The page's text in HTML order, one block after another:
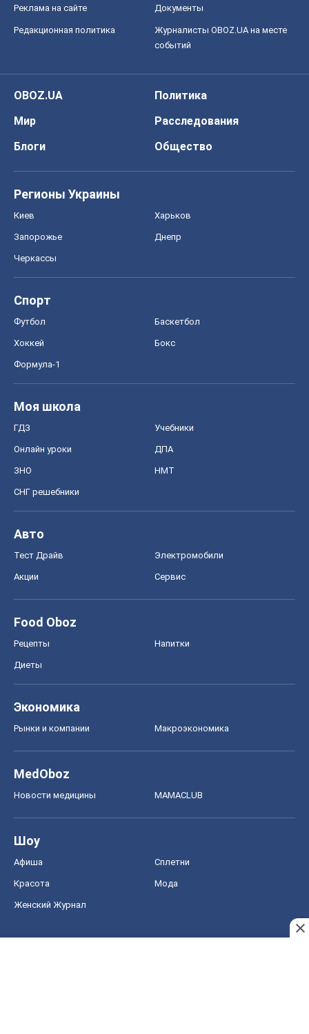
Реклама на сайте Документы
Редакционная политика
Журналисты OBOZ.UA на месте
событий
OBOZ.UA
Политика
Мир
Расследования
Блоги
Общество
Регионы Украины
Киев Харьков
Запорожье Днепр
Черкассы
Спорт
Футбол Баскетбол
Хоккей Бокс
Формула-1
Моя школа
ГДЗ Учебники
Онлайн уроки ДПА
ЗНО НМТ
СНГ решебники
Авто
Тест Драйв Электромобили
Акции Сервис
Food Oboz
Рецепты Напитки
Диеты
Экономика
Рынки и компании Mакроэкономика
MedOboz
Новости медицины MAMACLUB
Шоу
Афиша Сплетни
Красота Мода
Женский Журнал